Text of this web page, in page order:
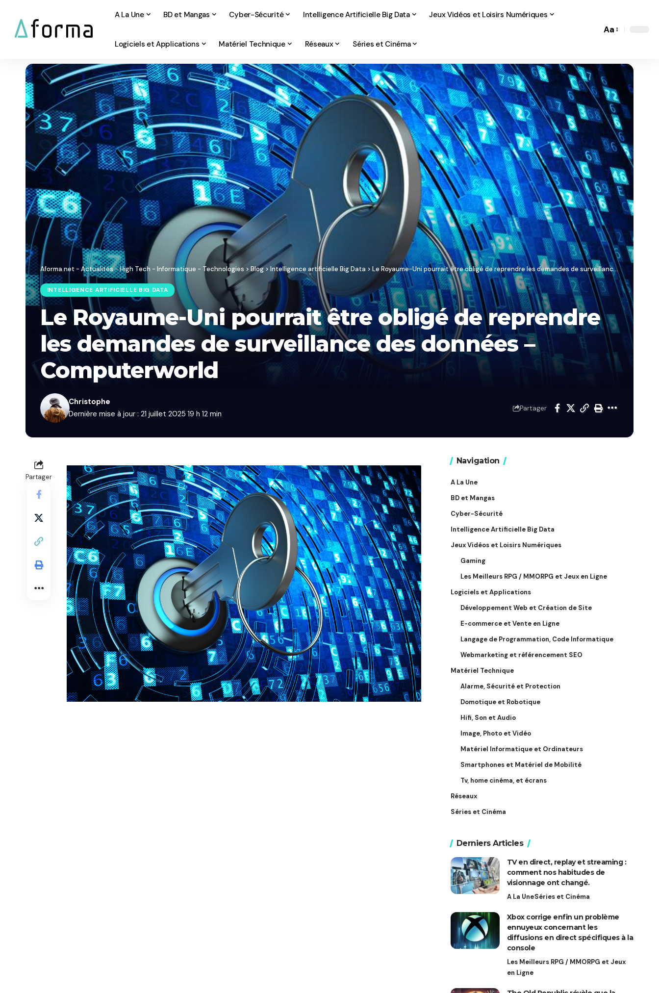
A La Une BD et Mangas Cyber-Sécurité Intelligence Artificielle Big Data Jeux Vidéos et Loisirs Numériques
Logiciels et Applications Matériel Technique Réseaux Séries et Cinéma
Font
Aa
Aforma.net - Actualités - High Tech - Informatique - Technologies > Blog > Intelligence artificielle Big Data > Le Royaume-Uni pourrait être obligé de reprendre les demandes de surveillance des données – Computerworld
INTELLIGENCE ARTIFICIELLE BIG DATA
Le Royaume-Uni pourrait être obligé de reprendre
les demandes de surveillance des données –
Computerworld
Dernière mise à jour : 21 juillet 2025 19 h 12 min
Christophe
Partager
Partager
Navigation
A La Une
BD et Mangas
Cyber-Sécurité
Intelligence Artificielle Big Data
Jeux Vidéos et Loisirs Numériques
Gaming
Les Meilleurs RPG / MMORPG et Jeux en Ligne
Logiciels et Applications
Développement Web et Création de Site
E-commerce et Vente en Ligne
Langage de Programmation, Code Informatique
Webmarketing et référencement SEO
Matériel Technique
Alarme, Sécurité et Protection
Domotique et Robotique
Hifi, Son et Audio
Image, Photo et Vidéo
Matériel Informatique et Ordinateurs
Smartphones et Matériel de Mobilité
Tv, home cinéma, et écrans
Réseaux
Séries et Cinéma
Derniers Articles
TV en direct, replay et streaming :
comment nos habitudes de
visionnage ont changé.
A La UneSéries et Cinéma
Xbox corrige enfin un problème
ennuyeux concernant les
diffusions en direct spécifiques à la
console
Les Meilleurs RPG / MMORPG et Jeux
en Ligne